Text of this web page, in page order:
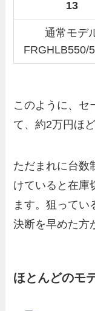
13
通常モデ
FRGHLB550/
このように、セ
て、約2万円ほ
ただまれに台数
けていると在庫
ます。狙ってい
決断を早めた方
ほとんどのモ